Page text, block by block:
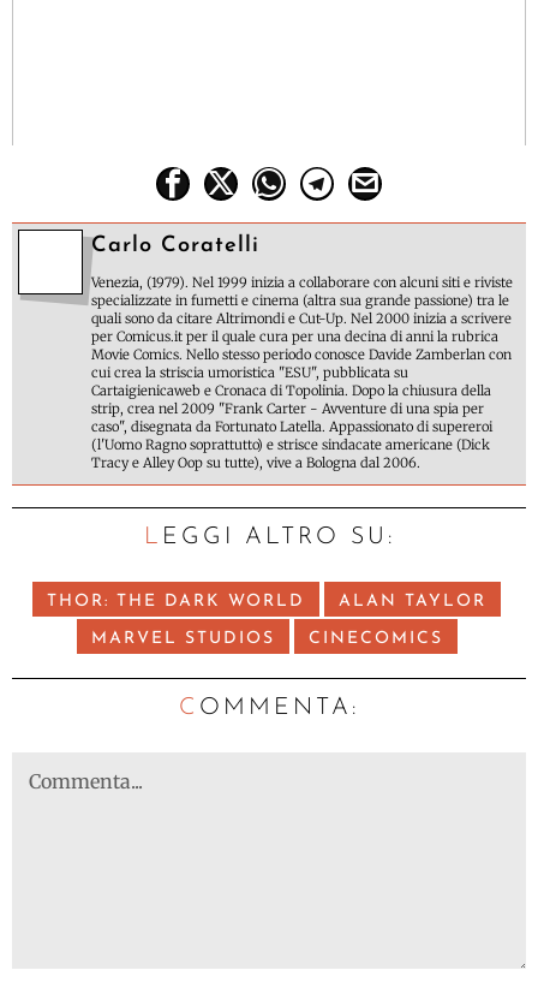
Carlo Coratelli
Venezia, (1979). Nel 1999 inizia a collaborare con alcuni siti e riviste
specializzate in fumetti e cinema (altra sua grande passione) tra le
quali sono da citare Altrimondi e Cut-Up. Nel 2000 inizia a scrivere
per Comicus.it per il quale cura per una decina di anni la rubrica
Movie Comics. Nello stesso periodo conosce Davide Zamberlan con
cui crea la striscia umoristica "ESU", pubblicata su
Cartaigienicaweb e Cronaca di Topolinia. Dopo la chiusura della
strip, crea nel 2009 "Frank Carter - Avventure di una spia per
caso", disegnata da Fortunato Latella. Appassionato di supereroi
(l'Uomo Ragno soprattutto) e strisce sindacate americane (Dick
Tracy e Alley Oop su tutte), vive a Bologna dal 2006.
LEGGI ALTRO SU:
THOR: THE DARK WORLD ALAN TAYLOR
MARVEL STUDIOS CINECOMICS
C OMMENTA: